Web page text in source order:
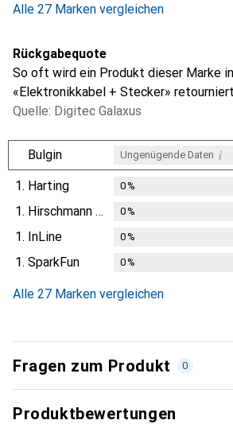
Alle 27 Marken vergleichen
Rückgabequote
So oft wird ein Produkt dieser Marke
«Elektronikkabel + Stecker»
Quelle: Digitec Galaxus
Bulgin Ungenügende Daten i
1. Harting 0%
1. Hirschmann Test & Measurement 0%
1. InLine 0%
1. SparkFun 0%
Alle 27 Marken vergleichen
Fragen zum Produkt 0
Produktbewertungen